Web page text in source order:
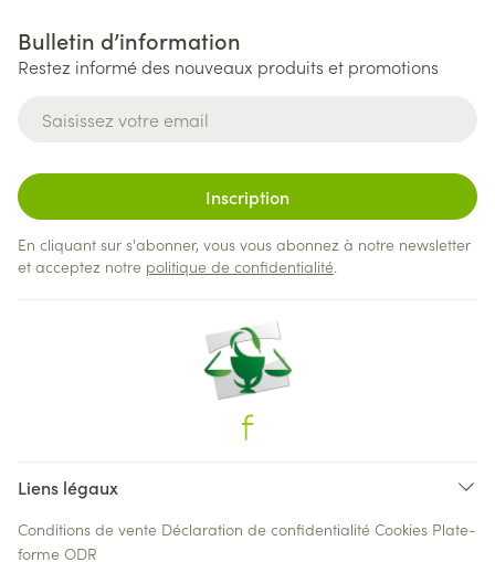
Bulletin d’information
Restez informé des nouveaux produits et promotions
Inscription
En cliquant sur s'abonner, vous vous abonnez à notre newsletter
et acceptez notre politique de confidentialité.
Liens légaux
Conditions de vente Déclaration de confidentialité Cookies Plate-
forme ODR